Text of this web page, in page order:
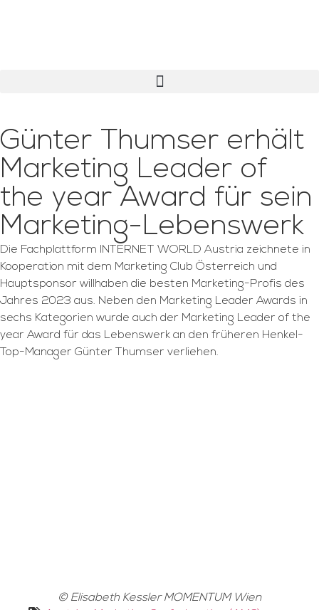
Günter Thumser erhält
Marketing Leader of
the year Award für sein
Marketing-Lebenswerk
Die Fachplattform INTERNET WORLD Austria zeichnete in
Kooperation mit dem Marketing Club Österreich und
Hauptsponsor willhaben die besten Marketing-Profis des
Jahres 2023 aus. Neben den Marketing Leader Awards in
sechs Kategorien wurde auch der Marketing Leader of the
year Award für das Lebenswerk an den früheren Henkel-
Top-Manager Günter Thumser verliehen.
© Elisabeth Kessler MOMENTUM Wien